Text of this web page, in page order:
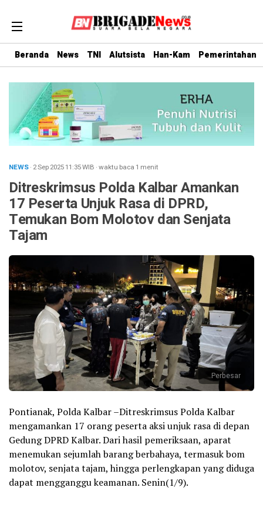
Beranda News TNI Alutsista Han-Kam Pemerintahan
NEWS· 2 Sep 202511:35WIB ·waktu baca 1 menit
Ditreskrimsus Polda Kalbar Amankan
17 Peserta Unjuk Rasa di DPRD,
Temukan Bom Molotov dan Senjata
Tajam
Perbesar
Pontianak, Polda Kalbar –Ditreskrimsus Polda Kalbar
mengamankan 17 orang peserta aksi unjuk rasa di depan
Gedung DPRD Kalbar. Dari hasil pemeriksaan, aparat
menemukan sejumlah barang berbahaya, termasuk bom
molotov, senjata tajam, hingga perlengkapan yang diduga
dapat mengganggu keamanan. Senin(1/9).